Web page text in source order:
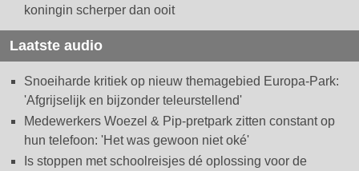
koningin scherper dan ooit
Laatste audio
Snoeiharde kritiek op nieuw themagebied Europa-Park:
'Afgrijselijk en bijzonder teleurstellend'
Medewerkers Woezel & Pip-pretpark zitten constant op
hun telefoon: 'Het was gewoon niet oké'
Is stoppen met schoolreisjes dé oplossing voor de